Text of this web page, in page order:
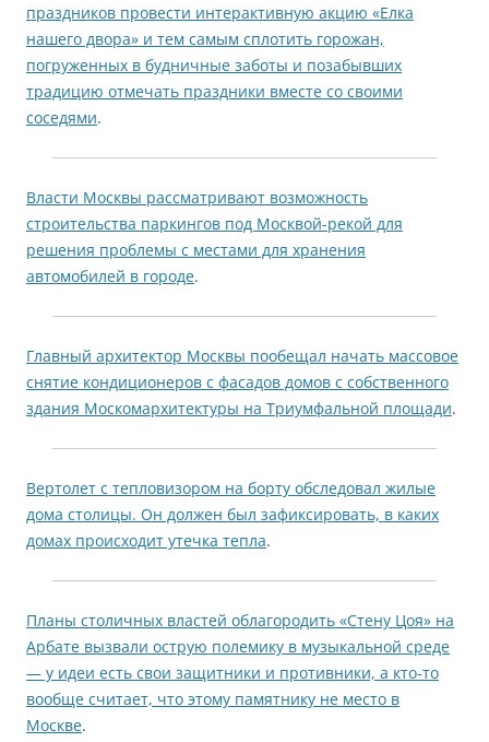
праздников провести интерактивную акцию «Елка
нашего двора» и тем самым сплотить горожан,
погруженных в будничные заботы и позабывших
традицию отмечать праздники вместе со своими
соседями.
Власти Москвы рассматривают возможность
строительства паркингов под Москвой-рекой для
решения проблемы с местами для хранения
автомобилей в городе.
Главный архитектор Москвы пообещал начать массовое
снятие кондиционеров с фасадов домов с собственного
здания Москомархитектуры на Триумфальной площади.
Вертолет с тепловизором на борту обследовал жилые
дома столицы. Он должен был зафиксировать, в каких
домах происходит утечка тепла.
Планы столичных властей облагородить «Стену Цоя» на
Арбате вызвали острую полемику в музыкальной среде
— у идеи есть свои защитники и противники, а кто-то
вообще считает, что этому памятнику не место в
Москве.